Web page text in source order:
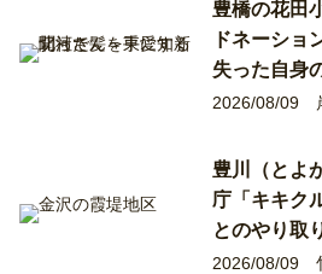
豊橋の花田
ドネーシ
失った自身
2026/08/09
豊川（とよ
庁「キキク
とのやり取
2026/08/09